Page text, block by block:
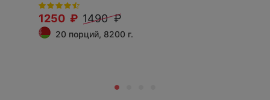
1250 ₽ 1490 ₽
20 порций, 8200 г.